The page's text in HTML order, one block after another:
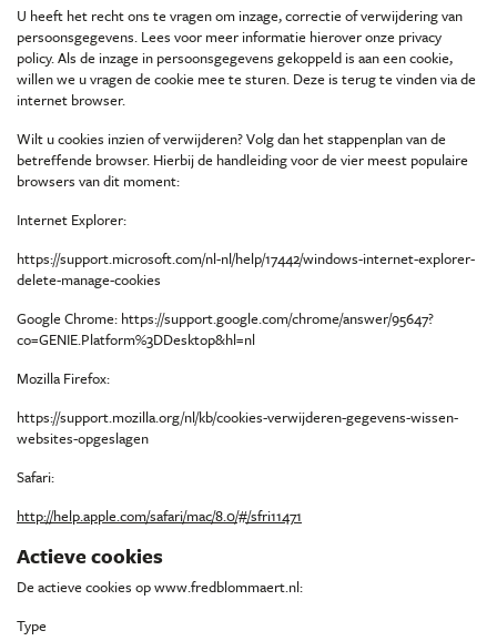
U heeft het recht ons te vragen om inzage, correctie of verwijdering van
persoonsgegevens. Lees voor meer informatie hierover onze privacy
policy. Als de inzage in persoonsgegevens gekoppeld is aan een cookie,
willen we u vragen de cookie mee te sturen. Deze is terug te vinden via de
internet browser.
Wilt u cookies inzien of verwijderen? Volg dan het stappenplan van de
betreffende browser. Hierbij de handleiding voor de vier meest populaire
browsers van dit moment:
Internet Explorer:
https://support.microsoft.com/nl-nl/help/17442/windows-internet-explorer-
delete-manage-cookies
Google Chrome: https://support.google.com/chrome/answer/95647?
co=GENIE.Platform%3DDesktop&hl=nl
Mozilla Firefox:
https://support.mozilla.org/nl/kb/cookies-verwijderen-gegevens-wissen-
websites-opgeslagen
Safari:
http://help.apple.com/safari/mac/8.0/#/sfri11471
Actieve cookies
De actieve cookies op www.fredblommaert.nl:
Type